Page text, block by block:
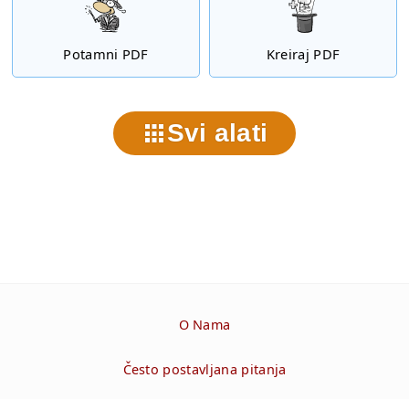
Potamni PDF Kreiraj PDF
Svi alati
O Nama
Često postavljana pitanja